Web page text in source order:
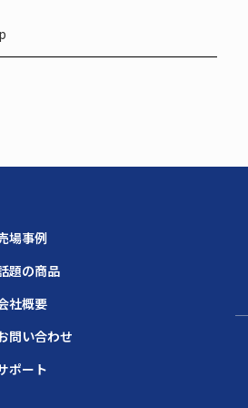
場事例
の商品
社概要
い合わせ
ート